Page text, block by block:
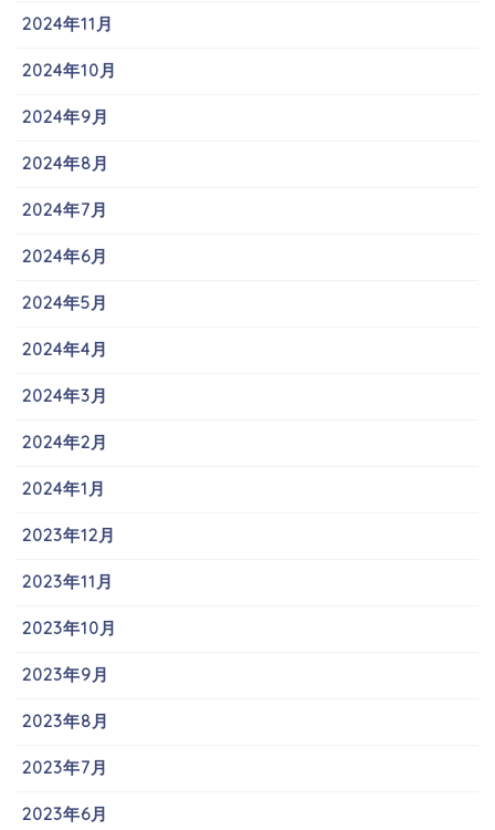
2024年11月
2024年10月
2024年9月
2024年8月
2024年7月
2024年6月
2024年5月
2024年4月
2024年3月
2024年2月
2024年1月
2023年12月
2023年11月
2023年10月
2023年9月
2023年8月
2023年7月
2023年6月